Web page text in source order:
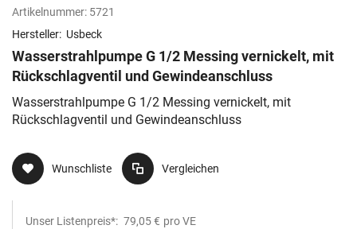
Artikelnummer: 5721
Hersteller: Usbeck
Wasserstrahlpumpe G 1/2 Messing vernickelt, mit
Rückschlagventil und Gewindeanschluss
Wasserstrahlpumpe G 1/2 Messing vernickelt, mit
Rückschlagventil und Gewindeanschluss
Wunschliste Vergleichen
Unser Listenpreis*: 79,05 € pro VE